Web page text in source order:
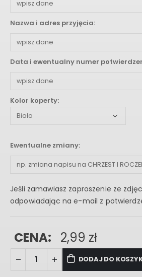
Nazwa i adres przyjęcia:
Data i ewentualny numer
Kolor koperty:
Ewentualne zmiany:
Jeśli zamawiasz zaproszenie ze
odpowiadając na e-mail z
CENA: 2,99 zł
DODAJ DO